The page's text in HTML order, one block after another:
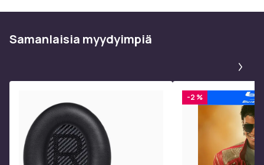
Samanlaisia ​​myydyimpiä
-2 %